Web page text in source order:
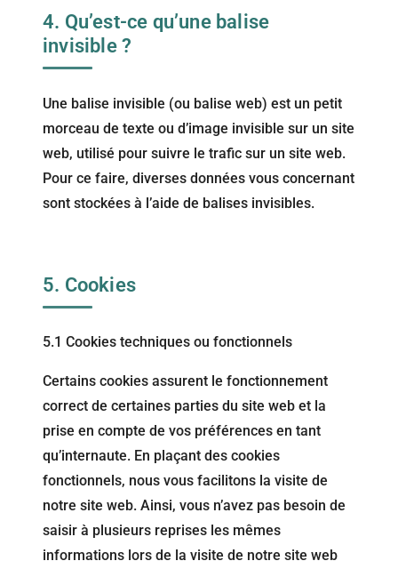
4. Qu’est-ce qu’une balise
invisible ?
Une balise invisible (ou balise web) est un petit
morceau de texte ou d’image invisible sur un site
web, utilisé pour suivre le trafic sur un site web.
Pour ce faire, diverses données vous concernant
sont stockées à l’aide de balises invisibles.
5. Cookies
5.1 Cookies techniques ou fonctionnels
Certains cookies assurent le fonctionnement
correct de certaines parties du site web et la
prise en compte de vos préférences en tant
qu’internaute. En plaçant des cookies
fonctionnels, nous vous facilitons la visite de
notre site web. Ainsi, vous n’avez pas besoin de
saisir à plusieurs reprises les mêmes
informations lors de la visite de notre site web